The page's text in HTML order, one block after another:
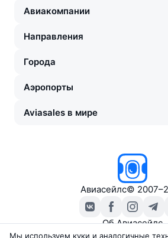
Авиакомпании
Направления
Города
Аэропорты
Aviasales в мире
Авиасейлс©
Об Авиасейлс
Пресс‑центр
Мы используем куки и аналогичные